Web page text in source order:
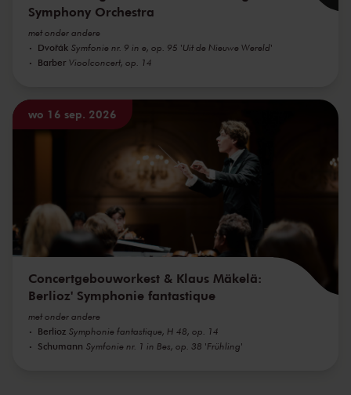
Symphony Orchestra
met onder andere
Dvořák Symfonie nr. 9 in e, op. 95 'Uit de Nieuwe Wereld'
Barber Vioolconcert, op. 14
wo 16 sep. 2026
Concertgebouworkest & Klaus Mäkelä:
Berlioz' Symphonie fantastique
met onder andere
Berlioz Symphonie fantastique, H 48, op. 14
Schumann Symfonie nr. 1 in Bes, op. 38 'Frühling'